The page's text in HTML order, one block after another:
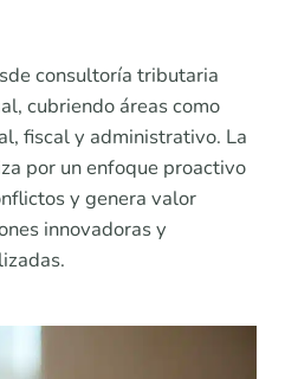
consultoría tributaria
cubriendo áreas como
fiscal y administrativo. La
por un enfoque proactivo
y genera valor
innovadoras y